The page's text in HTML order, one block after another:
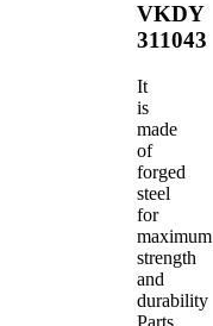
VKDY
311043
It
is
made
of
forged
steel
for
maximum
strength
and
durability
Parts